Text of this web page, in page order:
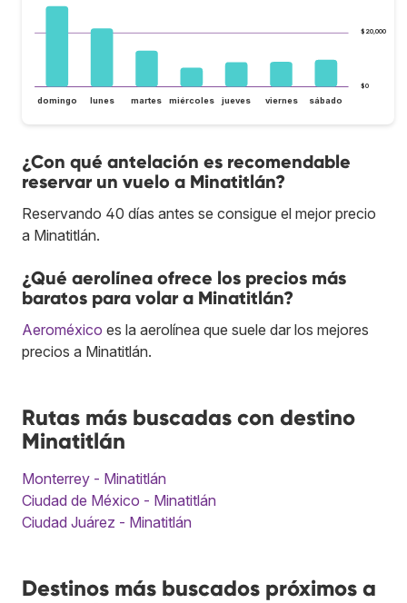
$0
$20,000
domingo lunes martes miércoles jueves viernes sábado
¿Con qué antelación es recomendable
reservar un vuelo a Minatitlán?
Reservando 40 días antes se consigue el mejor precio
a Minatitlán.
¿Qué aerolínea ofrece los precios más
baratos para volar a Minatitlán?
Aeroméxico es la aerolínea que suele dar los mejores
precios a Minatitlán.
Rutas más buscadas con destino
Minatitlán
Monterrey - Minatitlán
Ciudad de México - Minatitlán
Ciudad Juárez - Minatitlán
Destinos más buscados próximos a